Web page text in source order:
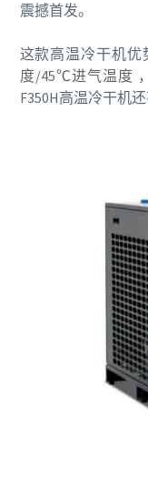
震撼首发。
这款高温冷干机
度/45℃进气温度
F350H高温冷干机还